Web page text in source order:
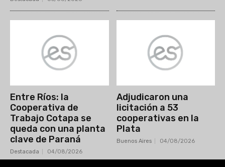
Entre Ríos: la
Cooperativa de
Trabajo Cotapa se
queda con una planta
clave de Paraná
Destacada 04/08/2026
Adjudicaron una
licitación a 53
cooperativas en la
Plata
Buenos Aires 04/08/2026